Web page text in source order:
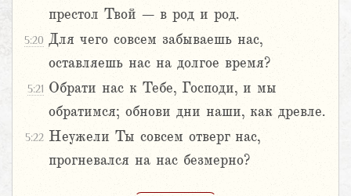
престол Твой – в род и род.
5:20 Для чего совсем забываешь нас,
оставляешь нас на долгое время?
5:21 Обрати нас к Тебе, Господи, и мы
обратимся; обнови дни наши, как древле.
5:22 Неужели Ты совсем отверг нас,
прогневался на нас безмерно?